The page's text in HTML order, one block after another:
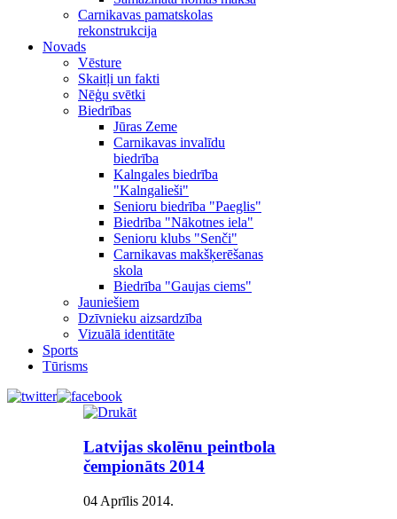
Carnikavas pamatskolas
rekonstrukcija
Novads
Vēsture
Skaitļi un fakti
Nēģu svētki
Biedrības
Jūras Zeme
Carnikavas invalīdu
biedrība
Kalngales biedrība
"Kalngalieši"
Senioru biedrība "Paeglis"
Biedrība "Nākotnes iela"
Senioru klubs "Senči"
Carnikavas makšķerēšanas
skola
Biedrība "Gaujas ciems"
Jauniešiem
Dzīvnieku aizsardzība
Vizuālā identitāte
Sports
Tūrisms
Latvijas skolēnu peintbola
čempionāts 2014
04 Aprīlis 2014.